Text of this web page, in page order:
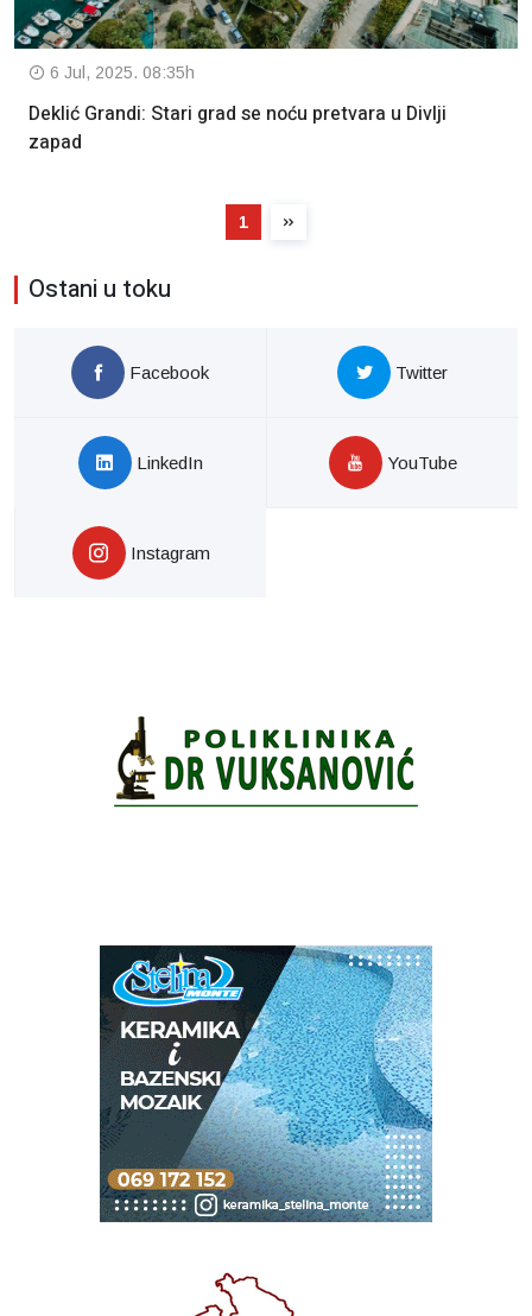
6 Jul, 2025. 08:35h
Deklić Grandi: Stari grad se noću pretvara u Divlji
zapad
1
Ostani u toku
Facebook Twitter
LinkedIn YouTube
Instagram